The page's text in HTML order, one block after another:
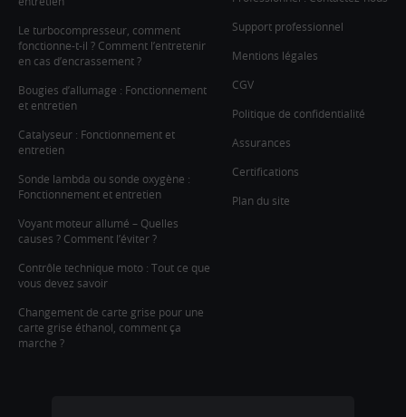
Le turbocompresseur, comment
fonctionne-t-il ? Comment l’entretenir
en cas d’encrassement ?
Bougies d’allumage : Fonctionnement
et entretien
Catalyseur : Fonctionnement et
entretien
Sonde lambda ou sonde oxygène :
Fonctionnement et entretien
Voyant moteur allumé – Quelles
causes ? Comment l’éviter ?
Contrôle technique moto : Tout ce que
vous devez savoir
Changement de carte grise pour une
carte grise éthanol, comment ça
marche ?
Support professionnel
Mentions légales
CGV
Politique de confidentialité
Assurances
Certifications
Plan du site